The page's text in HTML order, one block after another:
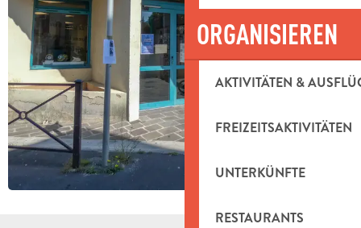
ORGANISIEREN
AKTIVITÄTEN &
FREIZEITSAKTIVITÄTEN
UNTERKÜNFTE
RESTAURANTS